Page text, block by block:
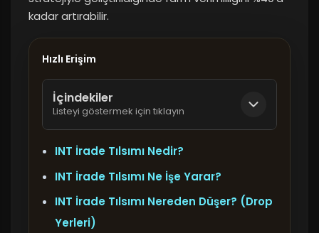
kadar artırabilir.
Hızlı Erişim
İçindekiler
Listeyi göstermek için tıklayın
INT İrade Tılsımı Nedir?
INT İrade Tılsımı Ne İşe Yarar?
INT İrade Tılsımı Nereden Düşer? (Drop
Yerleri)